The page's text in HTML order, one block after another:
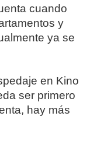
cuando
y
ya se
en Kino
ser primero
hay más